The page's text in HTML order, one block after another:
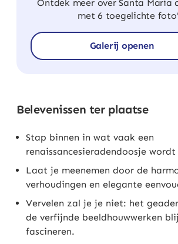
Ontdek meer over Santa Maria
met 6 toegelichte
Galerij openen
Belevenissen ter plaatse
Stap binnen in wat vaak een
renaissancesieradendoosje
Laat je meenemen door de
verhoudingen en elegante
Vervelen zal je je niet: het
de verfijnde beeldhouwwerken
fascineren.